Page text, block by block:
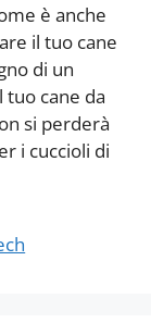
è anche
il tuo cane
di un
cane da
si perderà
i cuccioli di